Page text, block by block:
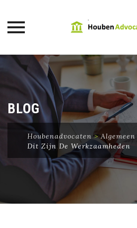
Skip
content
BLOG
Houbenadvocaten>Algemeen
Dit Zijn De Werkzaamheden